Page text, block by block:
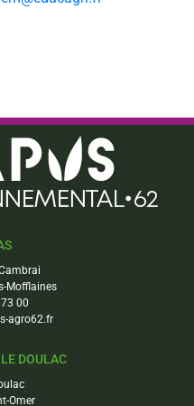
Mofflaines
00
agro62.fr
DOULAC
Omer